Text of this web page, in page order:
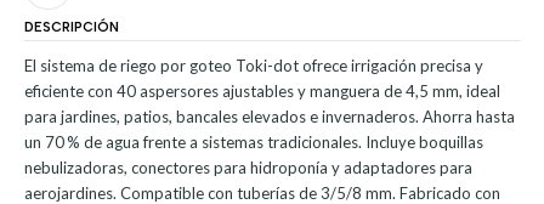
DESCRIPCIÓN
El sistema de riego por goteo Toki-dot ofrece irrigación precisa y
eficiente con 40 aspersores ajustables y manguera de 4,5 mm, ideal
para jardines, patios, bancales elevados e invernaderos. Ahorra hasta
un 70 % de agua frente a sistemas tradicionales. Incluye boquillas
nebulizadoras, conectores para hidroponía y adaptadores para
aerojardines. Compatible con tuberías de 3/5/8 mm. Fabricado con